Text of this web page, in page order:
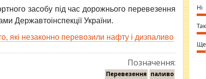
засобу під час дорожнього перевезення
Державтоінспекції України.
які незаконно перевозили нафту і дизпаливо
Позначення:
Перевезення паливо
⇒
Ні
Так
Ще